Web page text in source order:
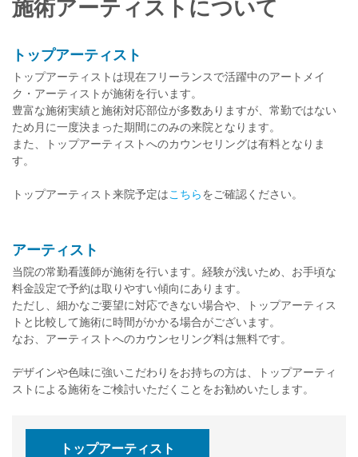
施術アーティストについて
トップアーティスト
トップアーティストは現在フリーランスで活躍中のアートメイ
ク・アーティストが施術を行います。
豊富な施術実績と施術対応部位が多数ありますが、常勤ではない
ため月に一度決まった期間にのみの来院となります。
また、トップアーティストへのカウンセリングは有料となりま
す。
トップアーティスト来院予定はこちらをご確認ください。
アーティスト
当院の常勤看護師が施術を行います。経験が浅いため、お手頃な
料金設定で予約は取りやすい傾向にあります。
ただし、細かなご要望に対応できない場合や、トップアーティス
トと比較して施術に時間がかかる場合がございます。
なお、アーティストへのカウンセリング料は無料です。
デザインや色味に強いこだわりをお持ちの方は、トップアーティ
ストによる施術をご検討いただくことをお勧めいたします。
トップアーティスト